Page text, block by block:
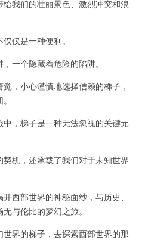
我们的壮丽景色、激烈冲突和浪
仅是一种便利。
个隐藏着危险的陷阱。
，小心谨慎地选择信赖的梯子，
，梯子是一种无法忽视的关键元
机，还承载了我们对于未知世界
部世界的神秘面纱，与历史、
与伦比的梦幻之旅。
界的梯子，去探索西部世界的那